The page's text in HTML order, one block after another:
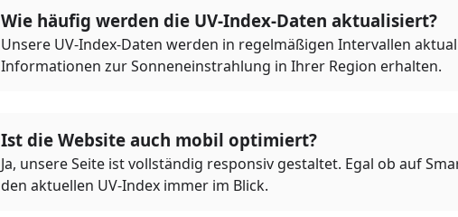
Wie häufig werden die UV-Index-Daten aktualisiert?
Unsere UV-Index-Daten werden in regelmäßigen Intervallen
Informationen zur Sonneneinstrahlung in Ihrer Region erhalten.
Ist die Website auch mobil optimiert?
Ja, unsere Seite ist vollständig responsiv gestaltet. Egal ob auf
den aktuellen UV-Index immer im Blick.